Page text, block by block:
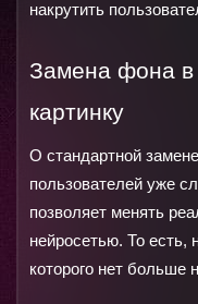
накрутить
Замена фона в
картинку
О стандартной
пользователей уже
позволяет менять
нейросетью. То есть,
которого нет больше